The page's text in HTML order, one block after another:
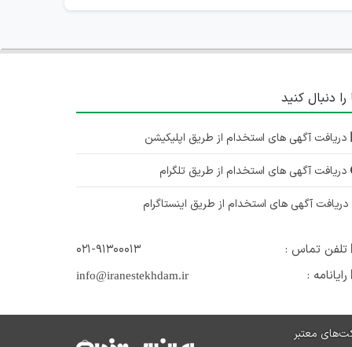
را دنبال کنید
دریافت آگهی های استخدام از طریق اپلیکیشن
دریافت آگهی های استخدام از طریق تلگرام
دریافت آگهی های استخدام از طریق اینستاگرام
تلفن تماس :
۰۲۱-۹۱۳۰۰۰۱۳
رایانامه :
info@iranestekhdam.ir
معتبر